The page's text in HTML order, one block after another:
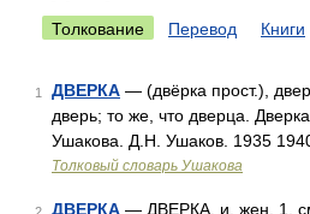
Толкование Перевод Книги
1 ДВЕРКА — (двёрка прост.),
дверь; то же, что дверца.
Ушакова. Д.Н. Ушаков. 1935
Толковый словарь Ушакова
ДВЕРКА — ДВЕРКА, и, жен. 1.